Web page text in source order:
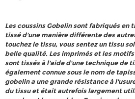
Les coussins Gobelin sont fabriqués en
tissé d'une manière différente des
touchez le tissu, vous sentez un tissu
belle qualité. Les imprimés et les
sont tissés à l'aide d'une technique de
également connue sous le nom de
gobelin a une grande résistance à
du tissu et était autrefois largement